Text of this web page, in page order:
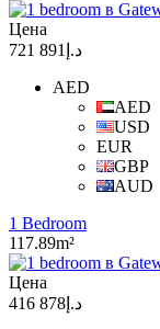
Цена
د.إ891 721
AED
AED
USD
EUR
GBP
AUD
1 Bedroom
117.89m²
Цена
د.إ878 416